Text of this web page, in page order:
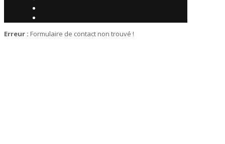
Erreur : Formulaire de contact non trouvé !